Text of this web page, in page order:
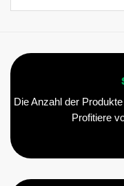
Die Anzahl der
Profitiere